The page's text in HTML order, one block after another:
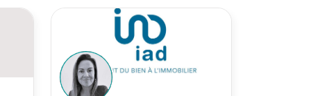
Aujourd’hui, j’accompagne
mes clients avec franchise,
écoute et énergie pour
vendre ou acheter leur bien
immobilier. ???? 300 familles
accompagnées en 8 ans, 90 %